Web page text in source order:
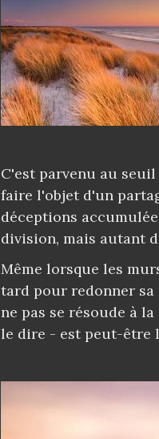
C'est parvenu au
faire l'objet d'un
déceptions
division, mais autant
Même lorsque les
tard pour redonner sa
ne pas se résoude à
le dire - est peut-être